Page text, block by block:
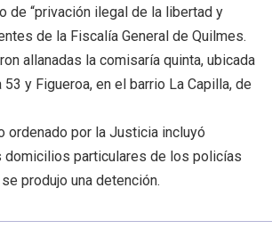
de “privación ilegal de la libertad y
de la Fiscalía General de Quilmes.
allanadas la comisaría quinta, ubicada
y Figueroa, en el barrio La Capilla, de
ordenado por la Justicia incluyó
domicilios particulares de los policías
produjo una detención.